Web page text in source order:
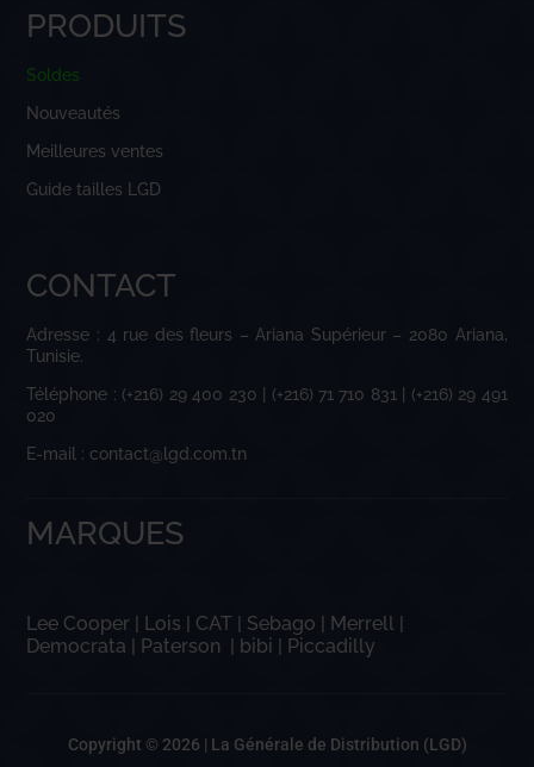
PRODUITS
Soldes
Nouveautés
Meilleures ventes
Guide tailles LGD
CONTACT
Adresse : 4 rue des fleurs – Ariana Supérieur – 2080 Ariana,
Tunisie.
Téléphone : (+216) 29 400 230 | (+216) 71 710 831 | (+216) 29 491
020
E-mail : contact@lgd.com.tn
MARQUES
Lee Cooper | Lois | CAT | Sebago | Merrell |
Democrata | Paterson | bibi | Piccadilly
Copyright © 2026 | La Générale de Distribution (LGD)